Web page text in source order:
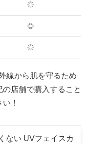
◎
◎
◎
線から肌を守るため
店舗で購入すること
！
ない UVフェイスカ